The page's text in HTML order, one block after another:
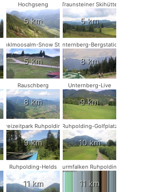
Hochgseng
5 km
Traunsteiner Skihütte
5 km
Winklmoosalm-Snow Stake
5 km
Unternberg-Bergstation
8 km
Rauschberg
8 km
Unternberg-Live
9 km
Freizeitpark Ruhpolding
9 km
Ruhpolding-Golfplatz
10 km
Ruhpolding-Helds
11 km
Turmfalken Ruhpolding
11 km